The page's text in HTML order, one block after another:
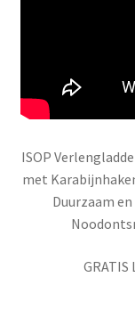
ISOP
met
Duurzaam
GRATIS